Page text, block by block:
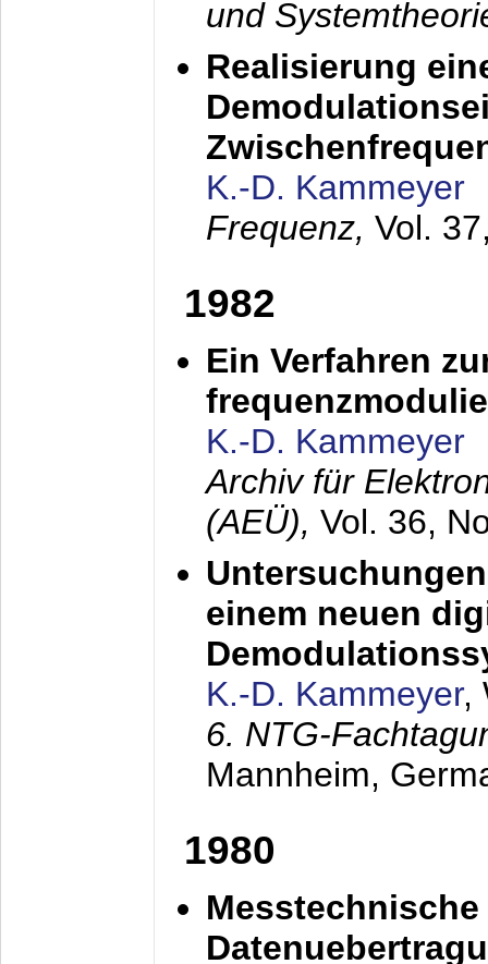
und
Realisierung
K.-D. Kammeyer
Frequenz, Vol.
1982
Ein Verfahren
K.-D. Kammeyer
Archiv für
(AEÜ), Vol. 36,
einem neuen
K.-D. Kammeyer,
6. NTG-
Mannheim,
1980